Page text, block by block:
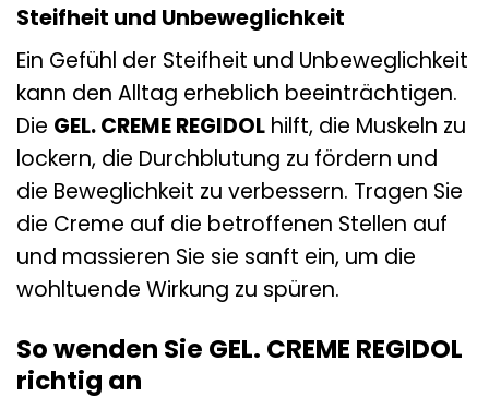
Steifheit und Unbeweglichkeit
Ein Gefühl der Steifheit und Unbeweglichkeit
kann den Alltag erheblich beeinträchtigen.
Die GEL. CREME REGIDOL hilft, die Muskeln zu
lockern, die Durchblutung zu fördern und
die Beweglichkeit zu verbessern. Tragen Sie
die Creme auf die betroffenen Stellen auf
und massieren Sie sie sanft ein, um die
wohltuende Wirkung zu spüren.
So wenden Sie GEL. CREME REGIDOL
richtig an